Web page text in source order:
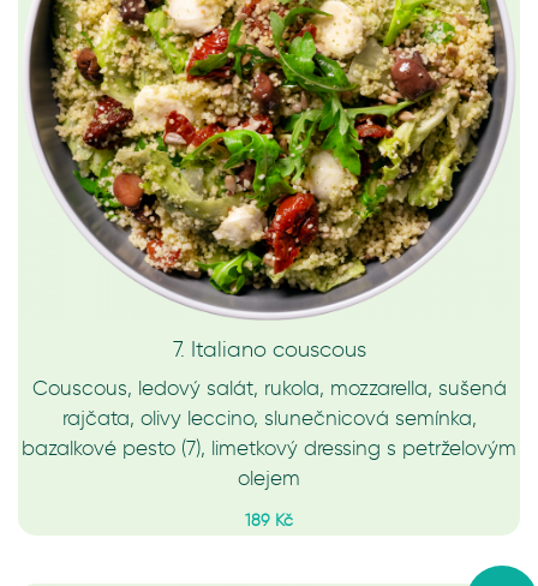
7. Italiano couscous
Couscous, ledový salát, rukola, mozzarella, sušená
rajčata, olivy leccino, slunečnicová semínka,
bazalkové pesto (7), limetkový dressing s petrželovým
olejem
189 Kč